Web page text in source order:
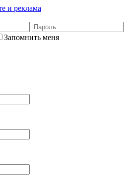
и реклама
Запомнить меня